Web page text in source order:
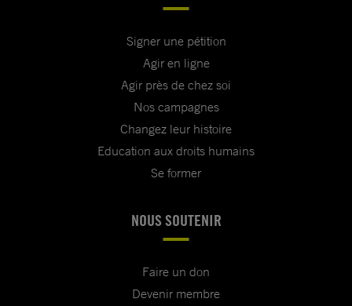
Signer une pétition
Agir en ligne
Agir près de chez soi
Nos campagnes
Changez leur histoire
Education aux droits humains
Se former
NOUS SOUTENIR
Faire un don
Devenir membre